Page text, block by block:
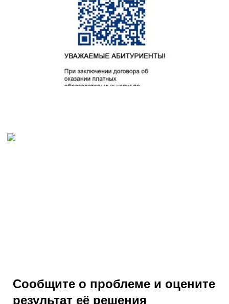
Сообщите о проблеме и оцените
результат её решения